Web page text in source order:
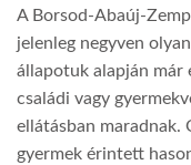
A Borsod-Abaúj-
jelenleg negyven
állapotuk alapján már
családi vagy
ellátásban maradnak.
gyermek érintett